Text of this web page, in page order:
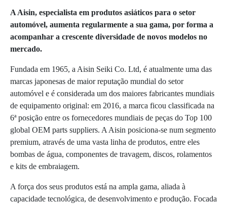
A Aisin, especialista em produtos asiáticos para o setor
automóvel, aumenta regularmente a sua gama, por forma a
acompanhar a crescente diversidade de novos modelos no
mercado.
Fundada em 1965, a Aisin Seiki Co. Ltd, é atualmente uma das
marcas japonesas de maior reputação mundial do setor
automóvel e é considerada um dos maiores fabricantes mundiais
de equipamento original: em 2016, a marca ficou classificada na
6ª posição entre os fornecedores mundiais de peças do Top 100
global OEM parts suppliers. A Aisin posiciona-se num segmento
premium, através de uma vasta linha de produtos, entre eles
bombas de água, componentes de travagem, discos, rolamentos
e kits de embraiagem.
A força dos seus produtos está na ampla gama, aliada à
capacidade tecnológica, de desenvolvimento e produção. Focada